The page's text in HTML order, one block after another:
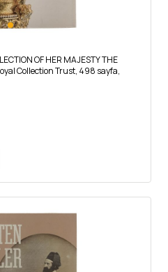
OF HER MAJESTY THE
Collection Trust, 498 sayfa,